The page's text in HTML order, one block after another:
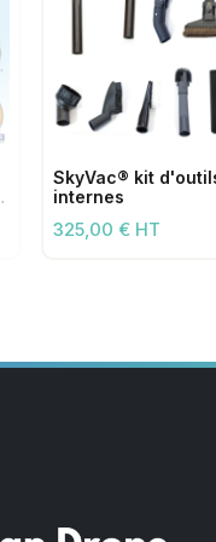
SkyVac® kit
internes
325,00 € HT